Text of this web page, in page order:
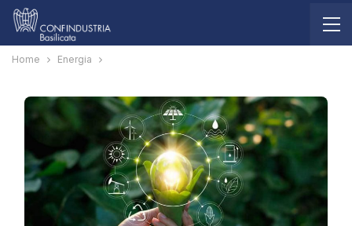
Home Energia